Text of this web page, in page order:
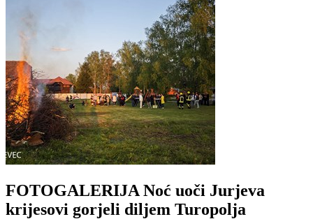
FOTOGALERIJA Noć uoči Jurjeva
krijesovi gorjeli diljem Turopolja